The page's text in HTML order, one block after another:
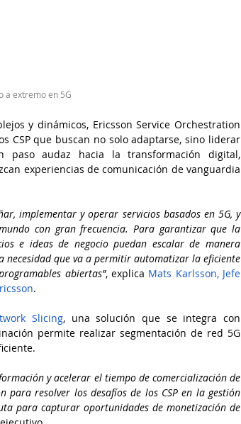
extremo en 5G
y dinámicos, Ericsson Service Orchestration
CSP que buscan no solo adaptarse, sino liderar
paso audaz hacia la transformación digital,
experiencias de comunicación de vanguardia
implementar y operar servicios basados en 5G, y
con gran frecuencia. Para garantizar que la
e ideas de negocio puedan escalar de manera
necesidad que va a permitir automatizar la eficiente
abiertas”, explica Mats Karlsson, Jefe
.
Slicing, una solución que se integra con
permite realizar segmentación de red 5G
y acelerar el tiempo de comercialización de
para resolver los desafíos de los CSP en la gestión
para capturar oportunidades de monetización de